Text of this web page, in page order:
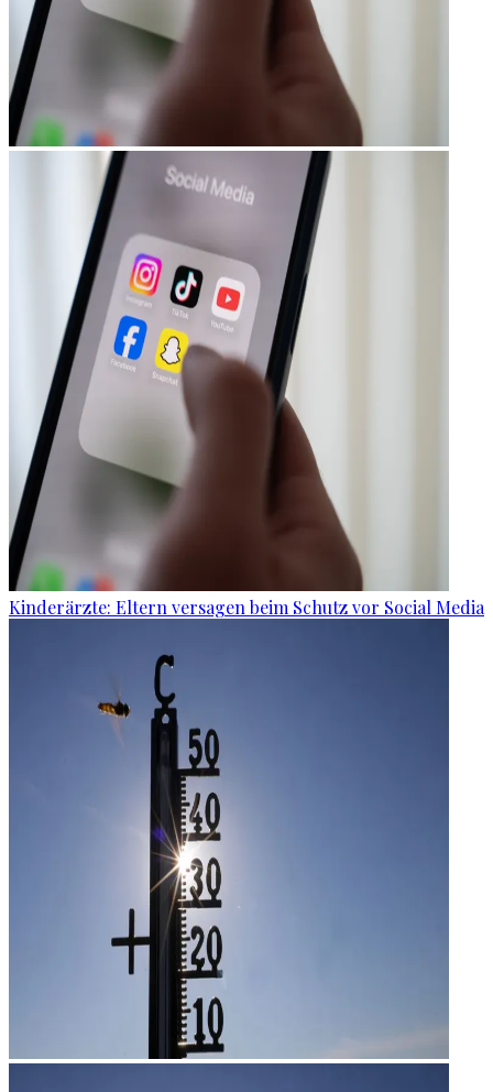
Kinderärzte: Eltern versagen beim Schutz vor Social Media